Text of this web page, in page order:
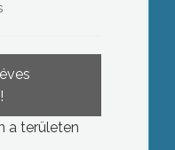
a területen